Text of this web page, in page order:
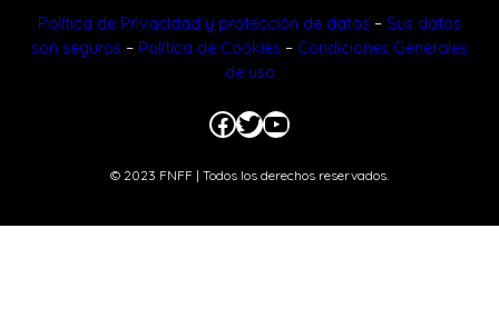
Política de Privacidad y protección de datos – Sus datos
son seguros – Política de Cookies – Condiciones Generales
de uso
Facebook
Twitter
YouTube
© 2023 FNFF | Todos los derechos reservados.